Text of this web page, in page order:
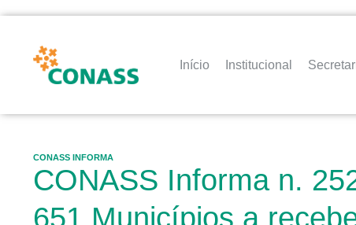
Início Institucional
CONASS INFORMA
CONASS Informa n.
651 Municípios a